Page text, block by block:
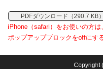
PDFダウンロード（290.7 KB）
iPhone（safari）をお使いの方
ポップアップブロックをoffにす
Copyright